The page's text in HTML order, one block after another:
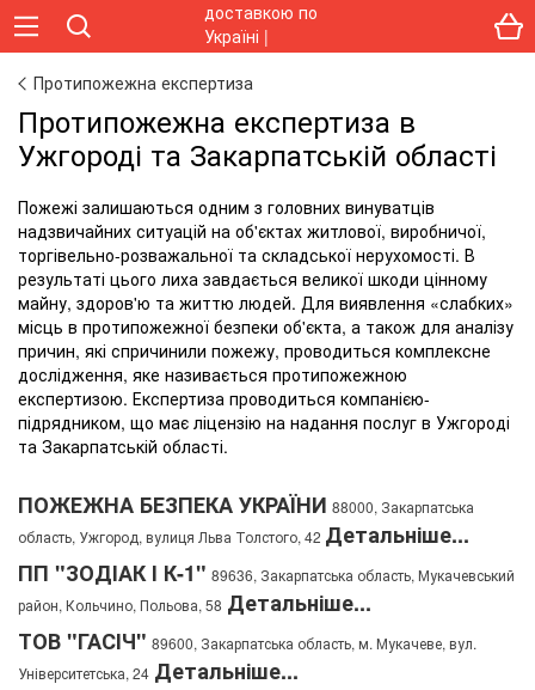
Протипожежна експертиза
Протипожежна експертиза в
Ужгороді та Закарпатській області
Пожежі залишаються одним з головних винуватців
надзвичайних ситуацій на об'єктах житлової, виробничої,
торгівельно-розважальної та складської нерухомості. В
результаті цього лиха завдається великої шкоди цінному
майну, здоров'ю та життю людей. Для виявлення «слабких»
місць в протипожежної безпеки об'єкта, а також для аналізу
причин, які спричинили пожежу, проводиться комплексне
дослідження, яке називається протипожежною
експертизою. Експертиза проводиться компанією-
підрядником, що має ліцензію на надання послуг в Ужгороді
та Закарпатській області.
ПОЖЕЖНА БЕЗПЕКА УКРАЇНИ 88000, Закарпатська
область, Ужгород, вулиця Льва Толстого, 42 Детальніше...
ПП "ЗОДІАК І К-1" 89636, Закарпатська область, Мукачевський
район, Кольчино, Польова, 58 Детальніше...
ТОВ "ГАСІЧ" 89600, Закарпатська область, м. Мукачеве, вул.
Університетська, 24 Детальніше...